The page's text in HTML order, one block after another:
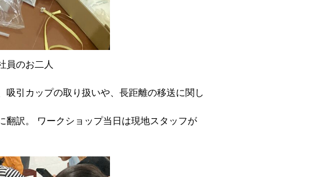
員のお二人
吸引カップの取り扱いや、長距離の移送に関し
翻訳。 ワークショップ当日は現地スタッフが